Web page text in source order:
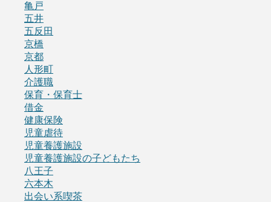
亀戸
五井
五反田
京橋
京都
人形町
介護職
保育・保育士
借金
健康保険
児童虐待
児童養護施設
児童養護施設の子どもたち
八王子
六本木
出会い系喫茶